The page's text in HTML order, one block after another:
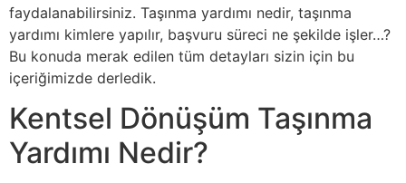
faydalanabilirsiniz. Taşınma yardımı nedir, taşınma
yardımı kimlere yapılır, başvuru süreci ne şekilde işler…?
Bu konuda merak edilen tüm detayları sizin için bu
içeriğimizde derledik.
Kentsel Dönüşüm Taşınma
Yardımı Nedir?